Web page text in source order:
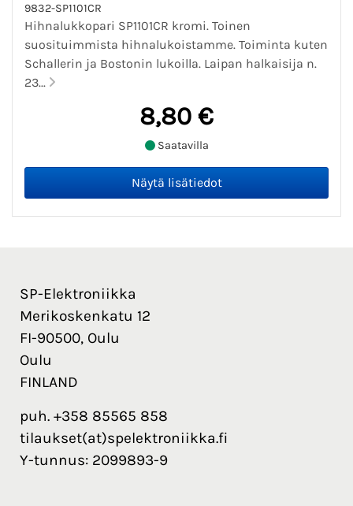
9832-SP1101CR
Hihnalukkopari SP1101CR kromi. Toinen
suosituimmista hihnalukoistamme. Toiminta kuten
Schallerin ja Bostonin lukoilla. Laipan halkaisija n.
23...
8,80 €
Saatavilla
SP-Elektroniikka
Merikoskenkatu 12
FI-90500, Oulu
Oulu
FINLAND
puh. +358 85565 858
tilaukset(at)spelektroniikka.fi
Y-tunnus: 2099893-9